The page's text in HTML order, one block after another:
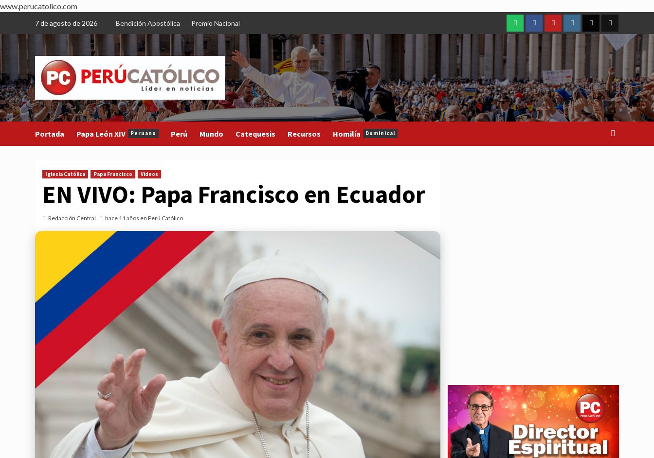
www.perucatolico.com
content
7 de agosto de 2026 Bendición Apostólica Premio Nacional
WhatsAppFacebookYoutubeInstagram
X TikTok
Portada Papa León XIV Peruano Perú Mundo Catequesis Recursos Homilía Dominical
Iglesia Católica Papa Francisco Videos
EN VIVO: Papa Francisco en Ecuador
Redacción Central hace 11 años en Perú Católico